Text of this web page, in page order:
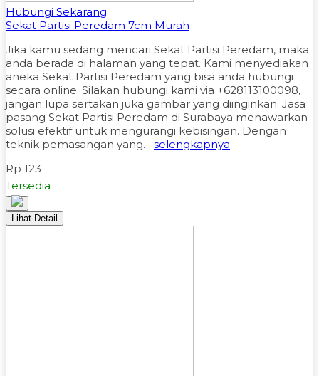
Hubungi Sekarang
Sekat Partisi Peredam 7cm Murah
Jika kamu sedang mencari Sekat Partisi Peredam, maka
anda berada di halaman yang tepat. Kami menyediakan
aneka Sekat Partisi Peredam yang bisa anda hubungi
secara online. Silakan hubungi kami via +628113100098,
jangan lupa sertakan juka gambar yang diinginkan. Jasa
pasang Sekat Partisi Peredam di Surabaya menawarkan
solusi efektif untuk mengurangi kebisingan. Dengan
teknik pemasangan yang… selengkapnya
Rp 123
Tersedia
Lihat Detail